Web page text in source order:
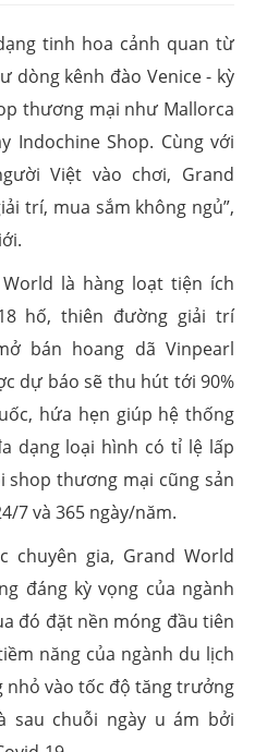
tinh hoa cảnh quan từ
dòng kênh đào Venice - kỳ
thương mại như Mallorca
Indochine Shop. Cùng với
Việt vào chơi, Grand
trí, mua sắm không ngủ”,
là hàng loạt tiện ích
hố, thiên đường giải trí
bán hoang dã Vinpearl
dự báo sẽ thu hút tới 90%
hứa hẹn giúp hệ thống
dạng loại hình có tỉ lệ lấp
shop thương mại cũng sản
7 và 365 ngày/năm.
chuyên gia, Grand World
đáng kỳ vọng của ngành
đó đặt nền móng đầu tiên
năng của ngành du lịch
nhỏ vào tốc độ tăng trưởng
sau chuỗi ngày u ám bởi